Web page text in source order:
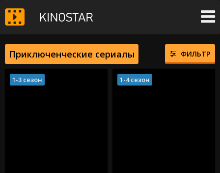
Приключенческие сериалы ФИЛЬТР
1-3 сезон 1-4 сезон